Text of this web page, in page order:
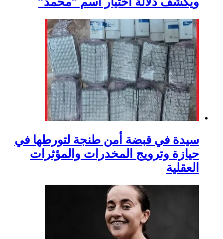
سيدة في قبضة أمن طنجة لتورطها في
حيازة وترويج المخدرات والمؤثرات
العقلية